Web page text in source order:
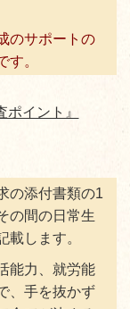
のサポートの
す。
イント』
の添付書類の1
の間の日常生
します。
能力、就労能
、手を抜かず